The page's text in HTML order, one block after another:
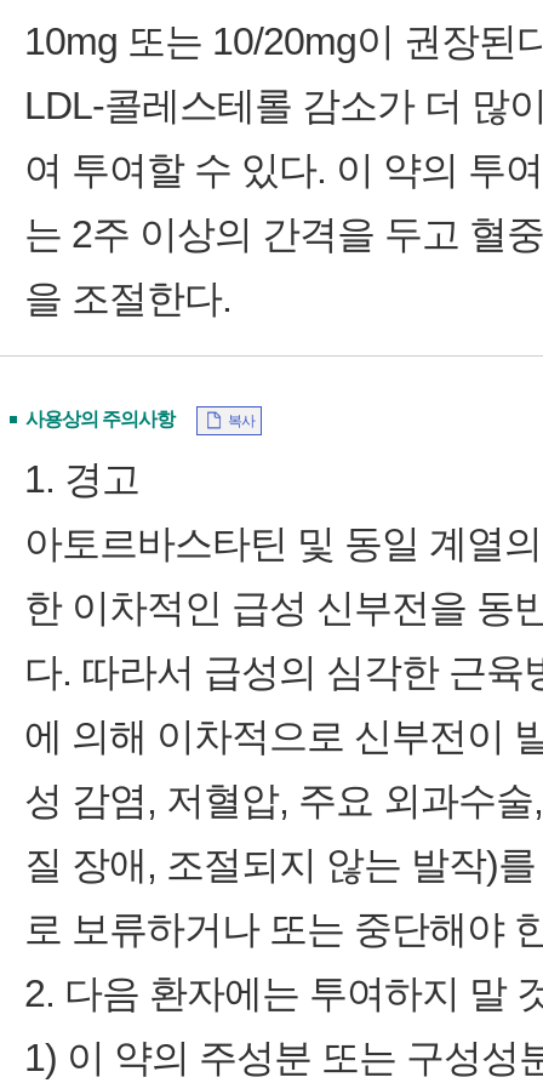
10mg 또는 10/20mg이 권장된
LDL-콜레스테롤 감소가 더 많
여 투여할 수 있다. 이 약의 투
는 2주 이상의 간격을 두고 혈
을 조절한다.
사용상의 주의사항 복사
1. 경고
아토르바스타틴 및 동일 계열
한 이차적인 급성 신부전을 동
다. 따라서 급성의 심각한 근
에 의해 이차적으로 신부전이
성 감염, 저혈압, 주요 외과수
질 장애, 조절되지 않는 발작)
로 보류하거나 또는 중단해야
2. 다음 환자에는 투여하지 말
1) 이 약의 주성분 또는 구성성